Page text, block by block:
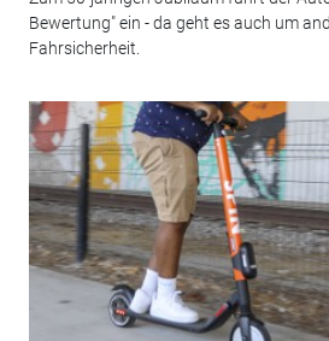
Bewertung" ein - da geht es auch um
Fahrsicherheit.